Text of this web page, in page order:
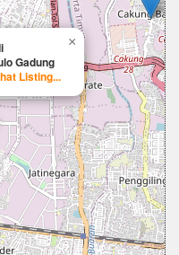
Gadung
Listing...
×